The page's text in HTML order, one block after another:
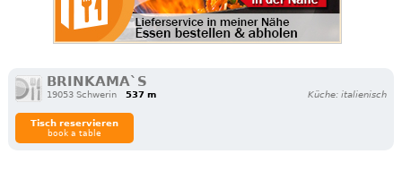
BRINKAMA`S
19053 Schwerin 537 m Küche: italienisch
Tisch reservieren
book a table